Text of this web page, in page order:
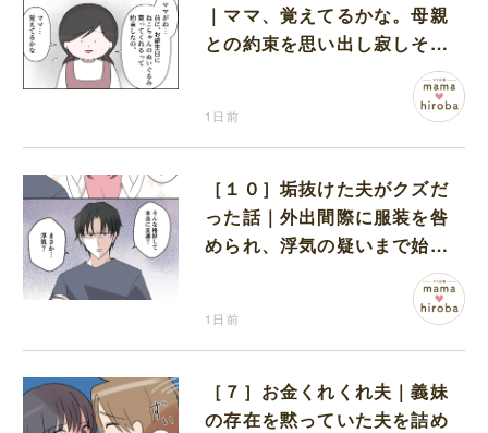
｜ママ、覚えてるかな。母親
との約束を思い出し寂しそう
1日前
［１０］垢抜けた夫がクズだ
った話｜外出間際に服装を咎
められ、浮気の疑いまで始め
1日前
［７］お金くれくれ夫｜義妹
の存在を黙っていた夫を詰め